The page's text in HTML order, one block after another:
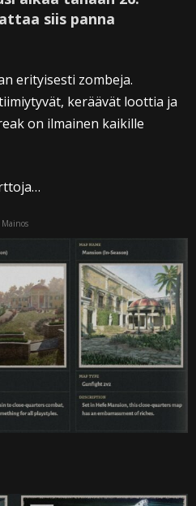
siis panna
erityisesti zombeja.
keräävät loottia ja
on ilmainen kaikille
Mainos